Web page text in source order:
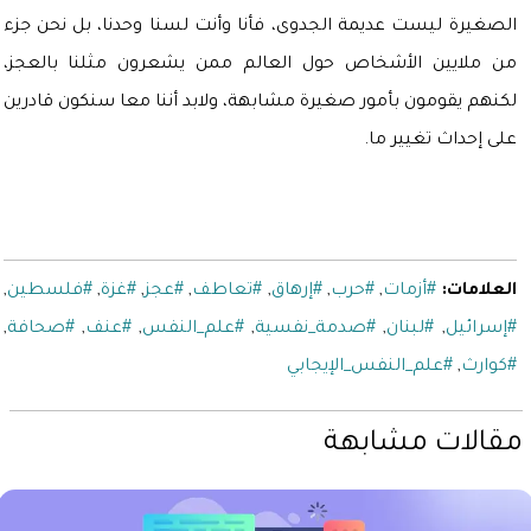
الصغيرة ليست عديمة الجدوى، فأنا وأنت لسنا وحدنا، بل نحن جزء
من ملايين الأشخاص حول العالم ممن يشعرون مثلنا بالعجز،
لكنهم يقومون بأمور صغيرة مشابهة، ولابد أننا معا سنكون قادرين
على إحداث تغيير ما.
العلامات: #أزمات,#حرب,#إرهاق,#تعاطف,#عجز,#غزة,#فلسطين,
#إسرائيل, #لبنان, #صدمة_نفسية, #علم_النفس, #عنف, #صحافة,
#كوارث,#علم_النفس_الإيجابي
مقالات مشابهة